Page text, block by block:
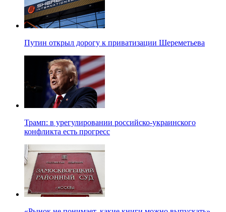
Путин открыл дорогу к приватизации Шереметьева
Трамп: в урегулировании российско-украинского
конфликта есть прогресс